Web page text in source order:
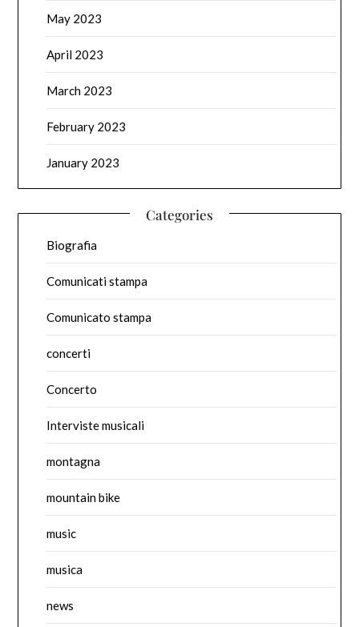
May 2023
April 2023
March 2023
February 2023
January 2023
Categories
Biografia
Comunicati stampa
Comunicato stampa
concerti
Concerto
Interviste musicali
montagna
mountain bike
music
musica
news